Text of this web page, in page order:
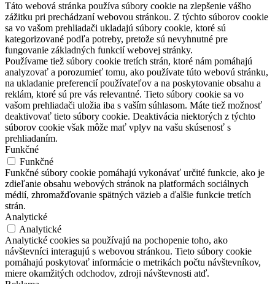
Táto webová stránka používa súbory cookie na zlepšenie vášho
zážitku pri prechádzaní webovou stránkou. Z týchto súborov cookie
sa vo vašom prehliadači ukladajú súbory cookie, ktoré sú
kategorizované podľa potreby, pretože sú nevyhnutné pre
fungovanie základných funkcií webovej stránky.
Používame tiež súbory cookie tretích strán, ktoré nám pomáhajú
analyzovať a porozumieť tomu, ako používate túto webovú stránku,
na ukladanie preferencií používateľov a na poskytovanie obsahu a
reklám, ktoré sú pre vás relevantné. Tieto súbory cookie sa vo
vašom prehliadači uložia iba s vaším súhlasom. Máte tiež možnosť
deaktivovať tieto súbory cookie. Deaktivácia niektorých z týchto
súborov cookie však môže mať vplyv na vašu skúsenosť s
prehliadaním.
Funkčné
Funkčné
Funkčné súbory cookie pomáhajú vykonávať určité funkcie, ako je
zdieľanie obsahu webových stránok na platformách sociálnych
médií, zhromažďovanie spätných väzieb a ďalšie funkcie tretích
strán.
Analytické
Analytické
Analytické cookies sa používajú na pochopenie toho, ako
návštevníci interagujú s webovou stránkou. Tieto súbory cookie
pomáhajú poskytovať informácie o metrikách počtu návštevníkov,
miere okamžitých odchodov, zdroji návštevnosti atď.